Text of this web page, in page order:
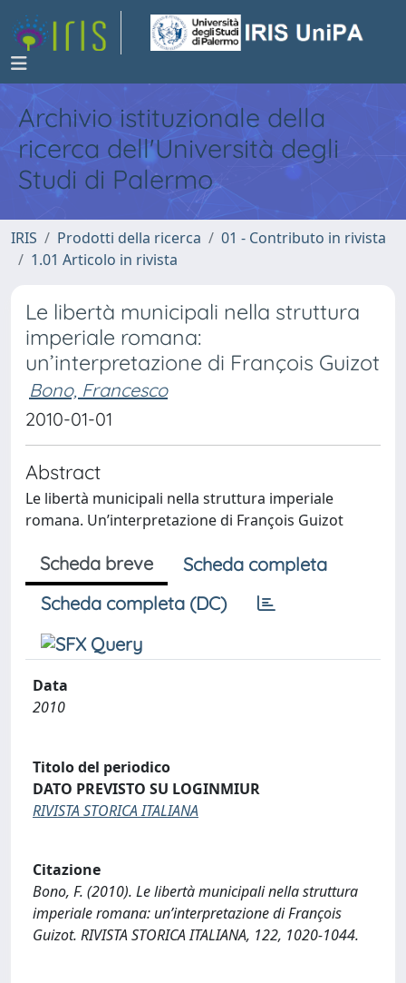
Archivio istituzionale della
ricerca dell'Università degli
Studi di Palermo
IRIS Prodotti della ricerca
01 - Contributo in rivista
1.01 Articolo in rivista
Le libertà municipali nella struttura
imperiale romana:
un’interpretazione di François Guizot
Bono, Francesco
2010-01-01
Abstract
Le libertà municipali nella struttura imperiale
romana. Un’interpretazione di François Guizot
Scheda breve
Scheda completa
Scheda completa (DC)
Data
2010
Titolo del periodico
DATO PREVISTO SU LOGINMIUR
RIVISTA STORICA ITALIANA
Citazione
Bono, F. (2010). Le libertà municipali nella struttura
imperiale romana: un’interpretazione di François
Guizot. RIVISTA STORICA ITALIANA, 122, 1020-1044.